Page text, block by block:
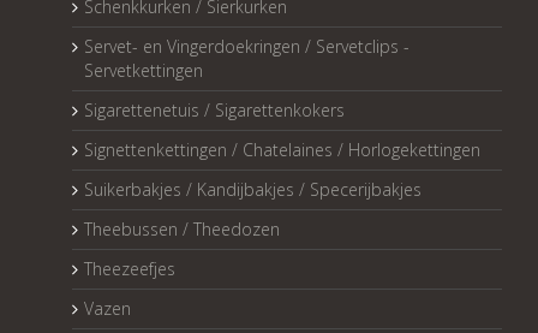
Schenkkurken / Sierkurken
Servet- en Vingerdoekringen / Servetclips -
Servetkettingen
Sigarettenetuis / Sigarettenkokers
Signettenkettingen / Chatelaines / Horlogekettingen
Suikerbakjes / Kandijbakjes / Specerijbakjes
Theebussen / Theedozen
Theezeefjes
Vazen